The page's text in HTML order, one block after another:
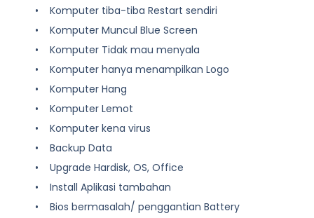
• Komputer tiba-tiba Restart sendiri
• Komputer Muncul Blue Screen
• Komputer Tidak mau menyala
• Komputer hanya menampilkan Logo
• Komputer Hang
• Komputer Lemot
• Komputer kena virus
• Backup Data
• Upgrade Hardisk, OS, Office
• Install Aplikasi tambahan
• Bios bermasalah/ penggantian Battery